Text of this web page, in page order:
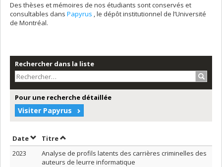
Des thèses et mémoires de nos étudiants sont conservés et
consultables dans Papyrus , le dépôt institutionnel de l’Université
de Montréal.
Rechercher dans la liste
Pour une recherche détaillée
Visiter Papyrus
DateTrier par date en ordre croissant
TitreTrier par titre en ordre croissant
2023
Analyse de profils latents des carrières criminelles des
auteurs de leurre informatique